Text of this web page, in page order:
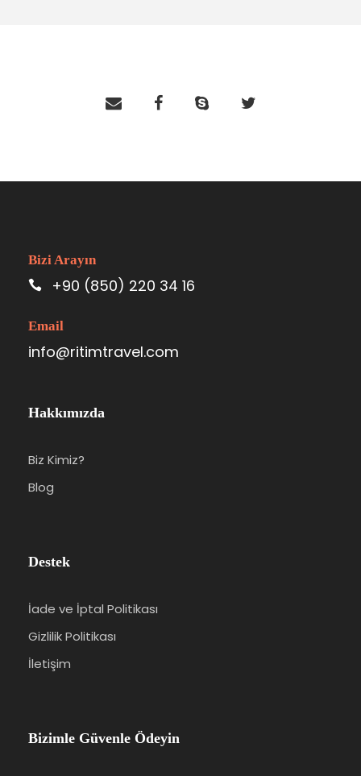
Bizi Arayın
+90 (850) 220 34 16
Email
info@ritimtravel.com
Hakkımızda
Biz Kimiz?
Blog
Destek
İade ve İptal Politikası
Gizlilik Politikası
İletişim
Bizimle Güvenle Ödeyin